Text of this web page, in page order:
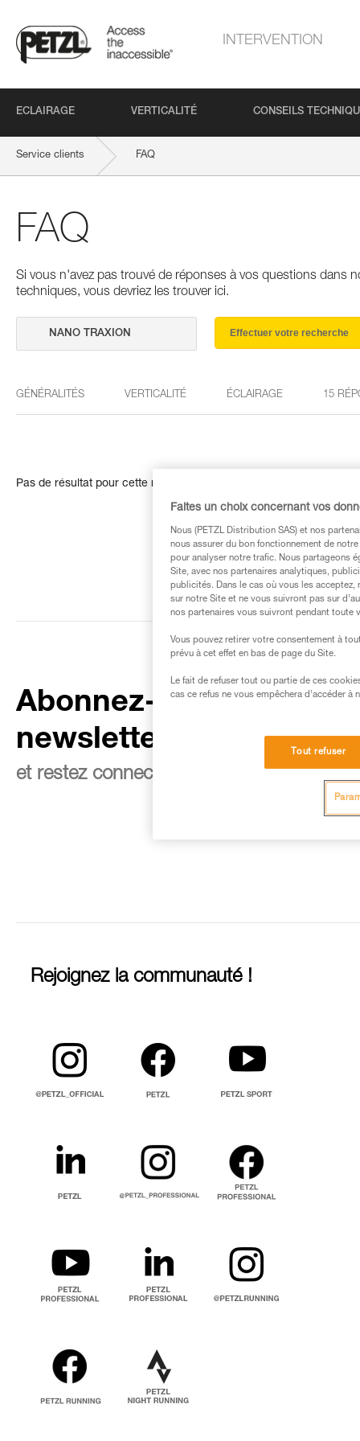
INTERVENTION
ECLAIRAGE VERTICALITÉ CONSEILS
Service clients FAQ
FAQ
Si vous n'avez pas trouvé de réponses à vos questions dans
techniques, vous devriez les trouver ici.
Effectuer votre recherche
GÉNÉRALITÉS VERTICALITÉ ÉCLAIRAGE 15
Pas de résultat pour cette recherche
Abonnez-vous à la
newsletter
et restez connecté à notre actualité
Rejoignez la communauté !
Faites un choix concernant vos
Nous (PETZL Distribution SAS) et nos
nous assurer du bon fonctionnement de
pour analyser notre trafic. Nous partageons
Site, avec nos partenaires analytiques,
publicités. Dans le cas où vous les
sur notre Site et ne vous suivront pas sur
nos partenaires vous suivront pendant toute
Vous pouvez retirer votre consentement à
prévu à cet effet en bas de page du Site.
Le fait de refuser tout ou partie de ces
cas ce refus ne vous empêchera d’accéder à
Tout refuser